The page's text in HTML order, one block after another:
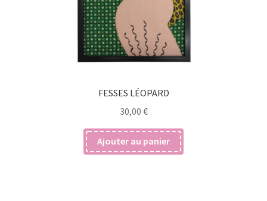
FESSES LÉOPARD
30,00 €
Ajouter au panier